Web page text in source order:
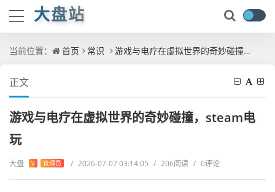
大盘站
当前位置： 首页 常识 游戏与电疗在虚拟世界的奇妙碰撞，steam电玩
正文
游戏与电疗在虚拟世界的奇妙碰撞，steam电
玩
大盘 V 管理员 / 2026-07-07 03:14:05 / 206阅读 / 0评论